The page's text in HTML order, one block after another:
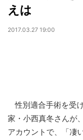
えは
2017.03.27 19:00
性別適合手術を受
家・小西真冬さんが
アカウントで、「凄